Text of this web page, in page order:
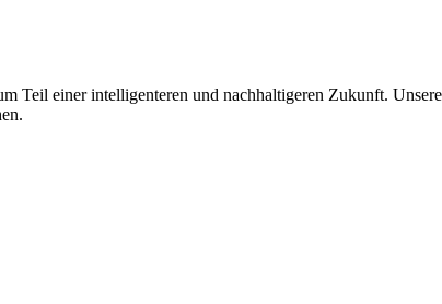
Teil einer intelligenteren und nachhaltigeren Zukunft.